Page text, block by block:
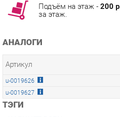
АНАЛОГИ
u-0019627
КАБИНЕТ BORN
КОЛЛЕКЦИИ